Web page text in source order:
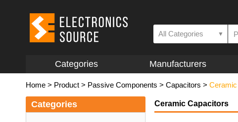
All Categories ▼
Categories Manufacturers
Home > Product > Passive Components > Capacitors >
Categories Ceramic Capacitors